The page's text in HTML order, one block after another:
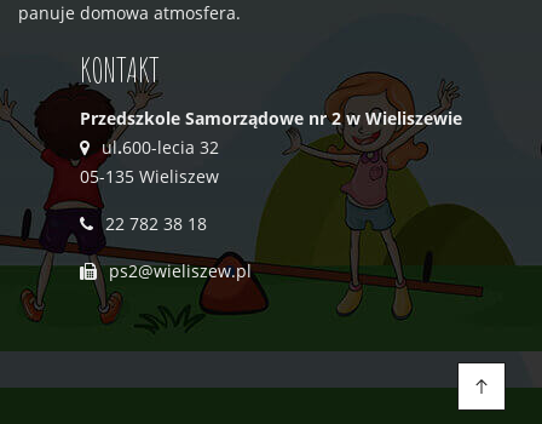
panuje domowa atmosfera.
KONTAKT
Przedszkole Samorządowe nr 2 w Wieliszewie
ul.600-lecia 32
05-135 Wieliszew
22 782 38 18
ps2@wieliszew.pl